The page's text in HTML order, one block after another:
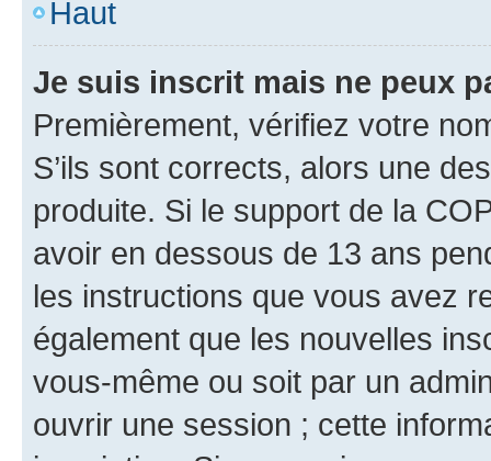
Haut
Je suis inscrit mais ne peux
Premièrement, vérifiez votre
S’ils sont corrects, alors une
produite. Si le support de la
avoir en dessous de 13 ans
les instructions que vous avez
également que les nouvelles
vous-même ou soit par un
ouvrir une session ; cette